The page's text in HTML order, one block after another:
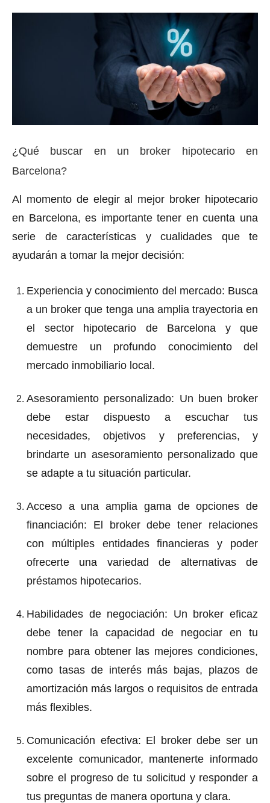
¿Qué buscar en un broker hipotecario en
Barcelona?
Al momento de elegir al mejor broker hipotecario
en Barcelona, es importante tener en cuenta una
serie de características y cualidades que te
ayudarán a tomar la mejor decisión:
Experiencia y conocimiento del mercado: Busca
a un broker que tenga una amplia trayectoria en
el sector hipotecario de Barcelona y que
demuestre un profundo conocimiento del
mercado inmobiliario local.
Asesoramiento personalizado: Un buen broker
debe estar dispuesto a escuchar tus
necesidades, objetivos y preferencias, y
brindarte un asesoramiento personalizado que
se adapte a tu situación particular.
Acceso a una amplia gama de opciones de
financiación: El broker debe tener relaciones
con múltiples entidades financieras y poder
ofrecerte una variedad de alternativas de
préstamos hipotecarios.
Habilidades de negociación: Un broker eficaz
debe tener la capacidad de negociar en tu
nombre para obtener las mejores condiciones,
como tasas de interés más bajas, plazos de
amortización más largos o requisitos de entrada
más flexibles.
Comunicación efectiva: El broker debe ser un
excelente comunicador, mantenerte informado
sobre el progreso de tu solicitud y responder a
tus preguntas de manera oportuna y clara.